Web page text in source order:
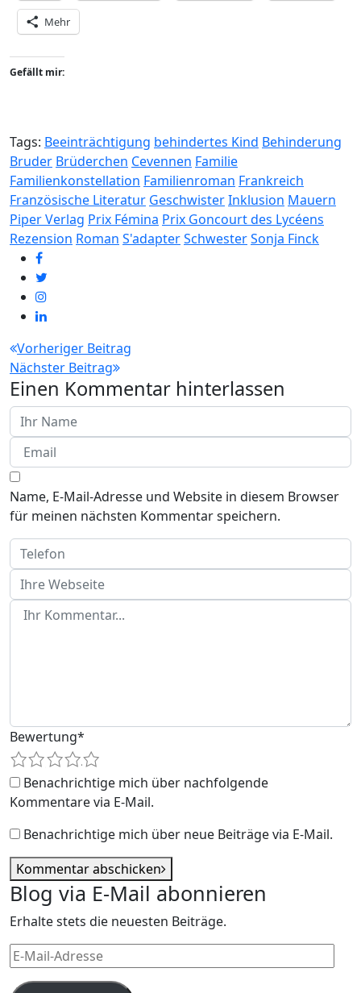
Mehr
Gefällt mir:
Tags: Beeinträchtigung behindertes Kind Behinderung
Bruder Brüderchen Cevennen Familie
Familienkonstellation Familienroman Frankreich
Französische Literatur GeschwisterInklusion Mauern
Piper Verlag Prix Fémina Prix Goncourt des Lycéens
Rezension Roman S'adapterSchwesterSonja Finck
Beitragsnavigation
Vorheriger Beitrag
Nächster Beitrag
Einen Kommentar hinterlassen
Name, E-Mail-Adresse und Website in diesem Browser
für meinen nächsten Kommentar speichern.
Bewertung*
4
3
2
1
Benachrichtige mich über nachfolgende
Kommentare via E-Mail.
Benachrichtige mich über neue Beiträge via E-Mail.
Kommentar abschicken
Blog via E-Mail abonnieren
Erhalte stets die neuesten Beiträge.
E-
Mail-